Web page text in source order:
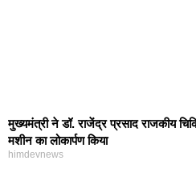
मुख्यमंत्री ने डॉ. राजेंद्र प्रसाद राजकीय
मशीन का लोकार्पण किया
himdevnews